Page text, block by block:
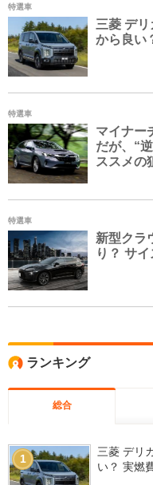
特選車
三菱 デ
から良い
特選車
マイナー
だが、“
ススメの
特選車
新型クラ
り？ サ
ランキング
総合
1
三菱 デリ
い？ 実燃